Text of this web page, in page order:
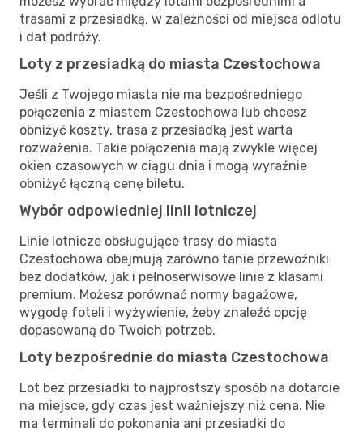
trasami z przesiadką, w zależności od miejsca odlotu
i dat podróży.
Loty z przesiadką do miasta Czestochowa
Jeśli z Twojego miasta nie ma bezpośredniego
połączenia z miastem Czestochowa lub chcesz
obniżyć koszty, trasa z przesiadką jest warta
rozważenia. Takie połączenia mają zwykle więcej
okien czasowych w ciągu dnia i mogą wyraźnie
obniżyć łączną cenę biletu.
Wybór odpowiedniej linii lotniczej
Linie lotnicze obsługujące trasy do miasta
Czestochowa obejmują zarówno tanie przewoźniki
bez dodatków, jak i pełnoserwisowe linie z klasami
premium. Możesz porównać normy bagażowe,
wygodę foteli i wyżywienie, żeby znaleźć opcję
dopasowaną do Twoich potrzeb.
Loty bezpośrednie do miasta Czestochowa
Lot bez przesiadki to najprostszy sposób na dotarcie
na miejsce, gdy czas jest ważniejszy niż cena. Nie
ma terminali do pokonania ani przesiadki do